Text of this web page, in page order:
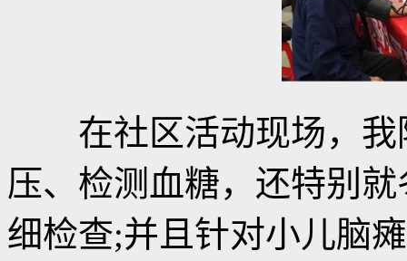
在社区活动现场，我
压、检测血糖，还特别
细检查;并且针对小儿脑